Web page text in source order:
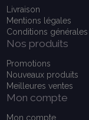
Livraison
Mentions légales
Conditions
Nos produits
Promotions
Nouveaux produits
Meilleures ventes
Mon compte
Mon compte